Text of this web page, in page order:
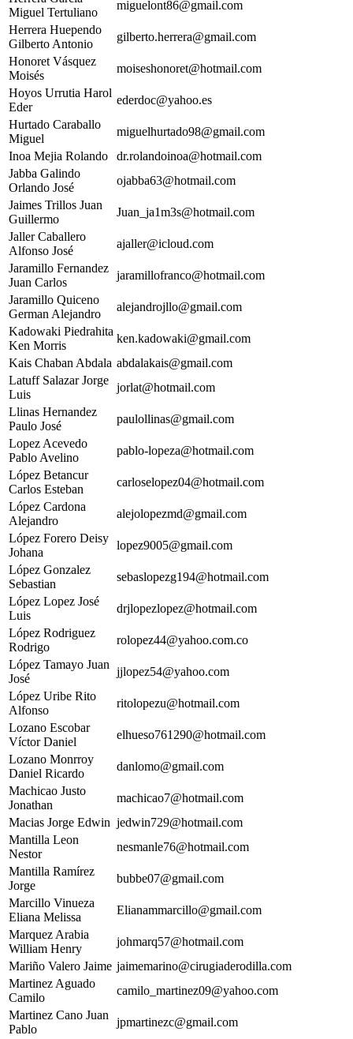
Miguel Tertuliano
miguelont86@gmail.com
Herrera Huependo
Gilberto Antonio
gilberto.herrera@gmail.com
Honoret Vásquez
Moisés
moiseshonoret@hotmail.com
Hoyos Urrutia Harol
Eder
ederdoc@yahoo.es
Hurtado Caraballo
Miguel
miguelhurtado98@gmail.com
Inoa Mejia Rolando
dr.rolandoinoa@hotmail.com
Jabba Galindo
Orlando José
ojabba63@hotmail.com
Jaimes Trillos Juan
Guillermo
Juan_ja1m3s@hotmail.com
Jaller Caballero
Alfonso José
ajaller@icloud.com
Jaramillo Fernandez
Juan Carlos
jaramillofranco@hotmail.com
Jaramillo Quiceno
German Alejandro
alejandrojllo@gmail.com
Kadowaki Piedrahita
Ken Morris
ken.kadowaki@gmail.com
Kais Chaban Abdala abdalakais@gmail.com
Latuff Salazar Jorge
Luis
jorlat@hotmail.com
Llinas Hernandez
Paulo José
paulollinas@gmail.com
Lopez Acevedo
Pablo Avelino
pablo-lopeza@hotmail.com
López Betancur
Carlos Esteban
carloselopez04@hotmail.com
López Cardona
Alejandro
alejolopezmd@gmail.com
López Forero Deisy
Johana
lopez9005@gmail.com
López Gonzalez
Sebastian
sebaslopezg194@hotmail.com
López Lopez José
Luis
drjlopezlopez@hotmail.com
López Rodriguez
Rodrigo
rolopez44@yahoo.com.co
López Tamayo Juan
José
jjlopez54@yahoo.com
López Uribe Rito
Alfonso
ritolopezu@hotmail.com
Lozano Escobar
Víctor Daniel
elhueso761290@hotmail.com
Lozano Monrroy
Daniel Ricardo
danlomo@gmail.com
Machicao Justo
Jonathan
machicao7@hotmail.com
Macias Jorge Edwin jedwin729@hotmail.com
Mantilla Leon
Nestor
nesmanle76@hotmail.com
Mantilla Ramírez
Jorge
bubbe07@gmail.com
Marcillo Vinueza
Eliana Melissa
Elianammarcillo@gmail.com
Marquez Arabia
William Henry
johmarq57@hotmail.com
Mariño Valero Jaime jaimemarino@cirugiaderodilla.com
Martinez Aguado
Camilo
camilo_martinez09@yahoo.com
Martinez Cano Juan
Pablo
jpmartinezc@gmail.com